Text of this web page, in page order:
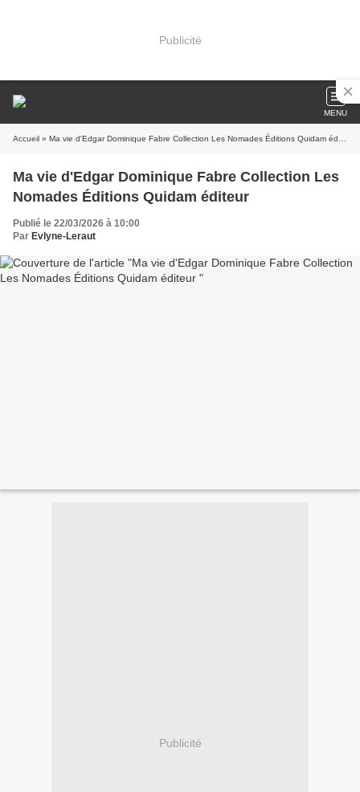
Publicité
MENU
Accueil » Ma vie d'Edgar Dominique Fabre Collection Les Nomades Éditions Quidam éditeur
Ma vie d'Edgar Dominique Fabre Collection Les
Nomades Éditions Quidam éditeur
Publié le 22/03/2026 à 10:00
Par Evlyne-Leraut
Publicité